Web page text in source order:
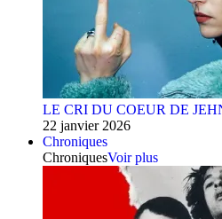
LE CRI DU COEUR DE
22 janvier 2026
Chroniques
ChroniquesVoir plus